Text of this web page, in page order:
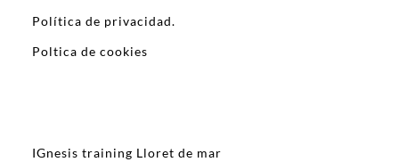
Política de privacidad.
Poltica de cookies
IGnesis training Lloret de mar